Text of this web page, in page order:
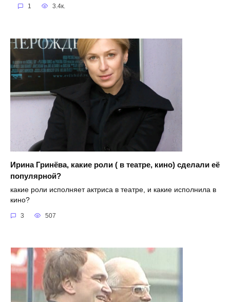
1 3.4к.
Ирина Гринёва, какие роли ( в театре, кино) сделали её
популярной?
какие роли исполняет актриса в театре, и какие исполнила в
кино?
3 507